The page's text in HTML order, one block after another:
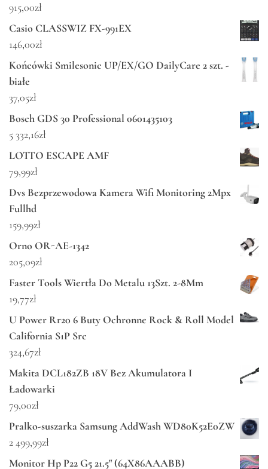
915,00zł
Casio CLASSWIZ FX-991EX
146,00zł
Końcówki Smilesonic UP/EX/GO DailyCare 2 szt. -
białe
37,05zł
Bosch GDS 30 Professional 0601435103
5 332,16zł
LOTTO ESCAPE AMF
79,99zł
Dvs Bezprzewodowa Kamera Wifi Monitoring 2Mpx
Fullhd
159,99zł
Orno OR-AE-1342
205,09zł
Faster Tools Wiertła Do Metalu 13Szt. 2-8Mm
19,77zł
U Power Rr20 6 Buty Ochronne Rock & Roll Model
California S1P Src
324,67zł
Makita DCL182ZB 18V Bez Akumulatora I
Ładowarki
79,00zł
Pralko-suszarka Samsung AddWash WD80K52E0ZW
2 499,99zł
Monitor Hp P22 G5 21.5" (64X86AAABB)